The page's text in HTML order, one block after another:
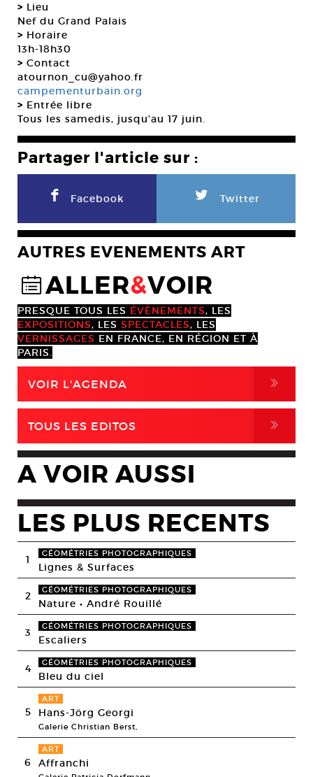
> Lieu
Nef du Grand Palais
> Horaire
13h-18h30
> Contact
atournon_cu@yahoo.fr
campementurbain.org
> Entrée libre
Tous les samedis, jusqu’au 17 juin.
Partager l'article sur :
F Facebook L Twitter
AUTRES EVENEMENTS ART
@ALLER&VOIR
PRESQUE TOUS LES ÉVÈNEMENTS, LES
EXPOSITIONS, LES SPECTACLES, LES
VERNISSAGES EN FRANCE, EN RÉGION ET À
PARIS.
VOIR L'AGENDA ,
TOUS LES EDITOS ,
A VOIR AUSSI
LES PLUS RECENTS
1 GÉOMÉTRIES PHOTOGRAPHIQUES
Lignes & Surfaces
2 GÉOMÉTRIES PHOTOGRAPHIQUES
Nature • André Rouillé
3 GÉOMÉTRIES PHOTOGRAPHIQUES
Escaliers
4 GÉOMÉTRIES PHOTOGRAPHIQUES
Bleu du ciel
5
ART
Hans-Jörg Georgi
Galerie Christian Berst,
6
ART
Affranchi